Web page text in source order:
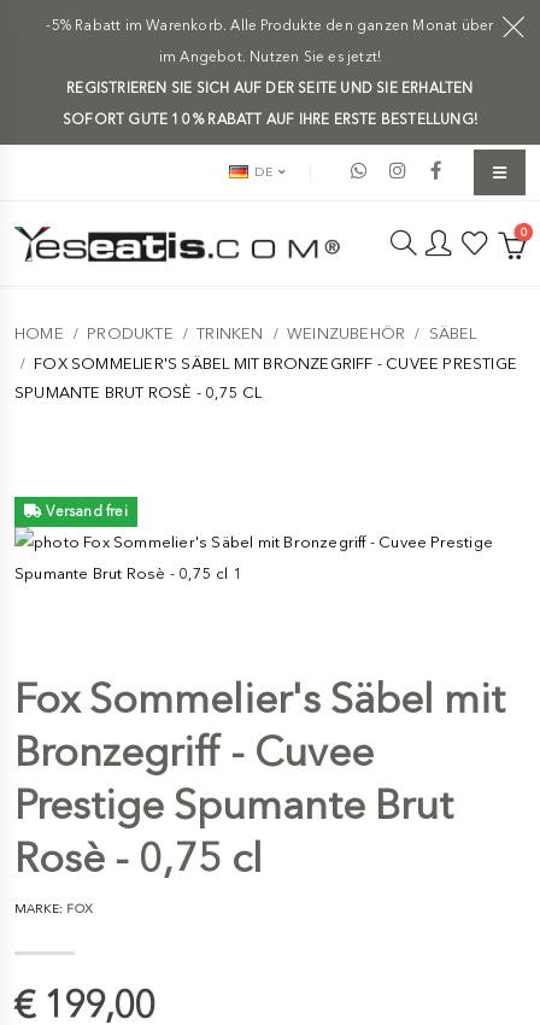
-5% Rabatt im Warenkorb. Alle Produkte den ganzen Monat über
im Angebot. Nutzen Sie es jetzt!
REGISTRIEREN SIE SICH AUF DER SEITE UND SIE ERHALTEN
SOFORT GUTE 10 % RABATT AUF IHRE ERSTE BESTELLUNG!
DE
0
HOME PRODUKTE TRINKEN WEINZUBEHÖR
SÄBEL
FOX SOMMELIER'S SÄBEL MIT BRONZEGRIFF - CUVEE PRESTIGE
SPUMANTE BRUT ROSÈ - 0,75 CL
Versand frei
Fox Sommelier's Säbel mit
Bronzegriff - Cuvee
Prestige Spumante Brut
Rosè - 0,75 cl
MARKE: FOX
€ 199,00